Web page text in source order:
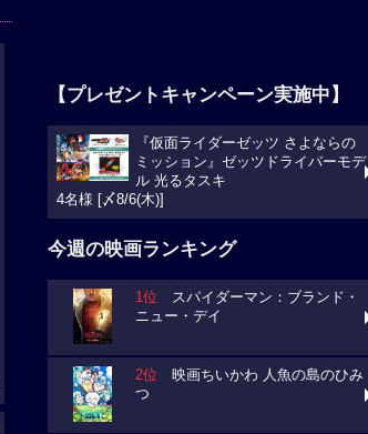
【プレゼントキャンペーン実施中】
『仮面ライダーゼッツ さよならの
ミッション』ゼッツドライバーモデ
ル 光るタスキ
4名様 [〆8/6(木)]
今週の映画ランキング
1位 スパイダーマン：ブランド・
ニュー・デイ
2位 映画ちいかわ 人魚の島のひみ
つ